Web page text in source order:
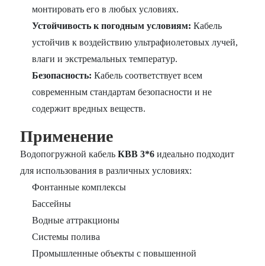
монтировать его в любых условиях.
Устойчивость к погодным условиям: Кабель
устойчив к воздействию ультрафиолетовых лучей,
влаги и экстремальных температур.
Безопасность: Кабель соответствует всем
современным стандартам безопасности и не
содержит вредных веществ.
Применение
Водопогружной кабельКВВ 3*6 идеально подходит
для использования в различных условиях:
Фонтанные комплексы
Бассейны
Водные аттракционы
Системы полива
Промышленные объекты с повышенной